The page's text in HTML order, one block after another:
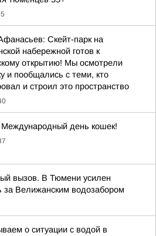
Скейт-парк на
набережной готов к
открытию! Мы осмотрели
и пообщались с теми, кто
и строил это пространство
день кошек!
вызов. В Тюмени усилен
за Велижанским водозабором
о ситуации с водой в